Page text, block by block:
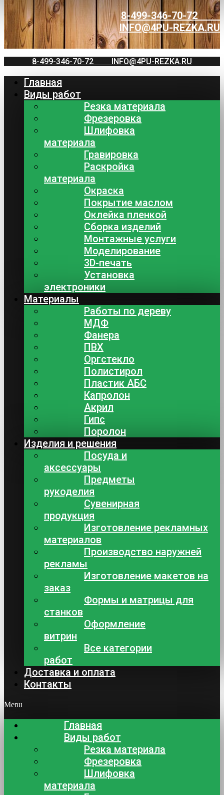
8-499-346-70-72
INFO@4PU-REZKA.RU
8-499-346-70-72 INFO@4PU-REZKA.RU
Главная
Виды работ
Резка материала
Фрезеровка
Шлифовка
материала
Гравировка
Раскройка
материала
Окраска
Покрытие маслом
Оклейка пленкой
Сборка изделий
Монтажные услуги
Моделирование
3D-печать
Установка
электроники
Материалы
Работы по дереву
МДФ
Фанера
ПВХ
Оргстекло
Полистирол
Пластик АБС
Капролон
Акрил
Гипс
Поролон
Изделия и решения
Посуда и
аксессуары
Предметы
рукоделия
Сувенирная
продукция
Изготовление рекламных
материалов
Производство наружней
рекламы
Изготовление макетов на
заказ
Формы и матрицы для
станков
Оформление
витрин
Все категории
работ
Доставка и оплата
Контакты
Menu
Главная
Виды работ
Резка материала
Фрезеровка
Шлифовка
материала